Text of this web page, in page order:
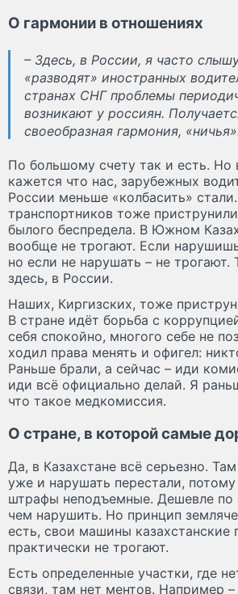
О гармонии в отношениях
– Здесь, в России, я часто
«разводят» иностранных
странах СНГ проблемы
возникают у россиян.
своеобразная гармония,
По большому счету так и есть. Но
кажется что нас, зарубежных
России меньше «колбасить»
транспортников тоже
былого беспредела. В Южном
вообще не трогают. Если
но если не нарушать – не
здесь, в России.
Наших, Киргизских, тоже
В стране идёт борьба с
себя спокойно, многого себе не
ходил права менять и офигел:
Раньше брали, а сейчас – иди
иди всё официально делай. Я
что такое медкомиссия.
О стране, в которой самые
Да, в Казахстане всё серьезно.
уже и нарушать перестали, потому
штрафы неподъемные. Дешевле по
чем нарушить. Но принцип
есть, свои машины казахстанские
практически не трогают.
Есть определенные участки, где
связи, там нет ментов. Например